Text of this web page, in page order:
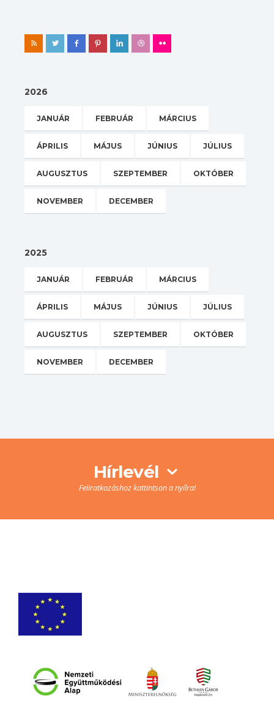
2026
JANUÁR FEBRUÁR MÁRCIUS
ÁPRILIS MÁJUS JÚNIUS JÚLIUS
AUGUSZTUS SZEPTEMBER OKTÓBER
NOVEMBER DECEMBER
2025
JANUÁR FEBRUÁR MÁRCIUS
ÁPRILIS MÁJUS JÚNIUS JÚLIUS
AUGUSZTUS SZEPTEMBER OKTÓBER
NOVEMBER DECEMBER
Hírlevél
Feliratkozáshoz kattintson a nyílra!